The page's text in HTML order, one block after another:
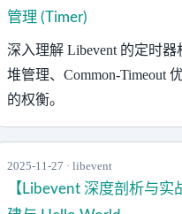
管理 (Timer)
深入理解 Libevent 的定时
堆管理、Common-Timeout
的权衡。
2025-11-27 · libevent
【Libevent 深度剖析与实